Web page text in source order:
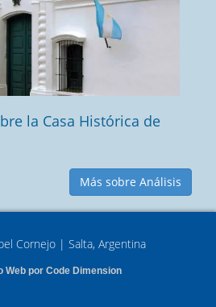
la Casa Histórica de
Más sobre Análisis
Cornejo | Salta, Argentina
Web por Code Dimension